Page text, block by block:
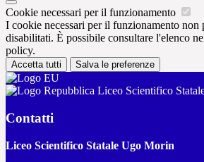
Cookie necessari per il funzionamento
I cookie necessari per il funzionamento non
disabilitati. È possibile consultare l'elenco
policy.
Accetta tutti Salva le preferenze
Liceo Scientifico
Contatti
Liceo Scientifico Statale Ugo Morin